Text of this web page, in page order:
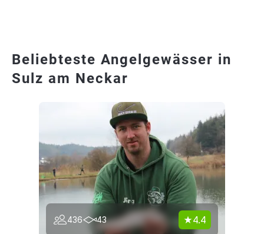
Beliebteste Angelgewässer in
Sulz am Neckar
436 43 4.4